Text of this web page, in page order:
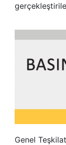
Genel